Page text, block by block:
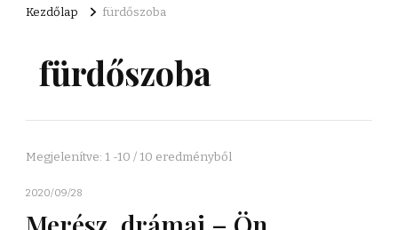
Kezdőlap fürdőszoba
fürdőszoba
Megjelenítve: 1 -10 / 10 eredményből
2020/09/28